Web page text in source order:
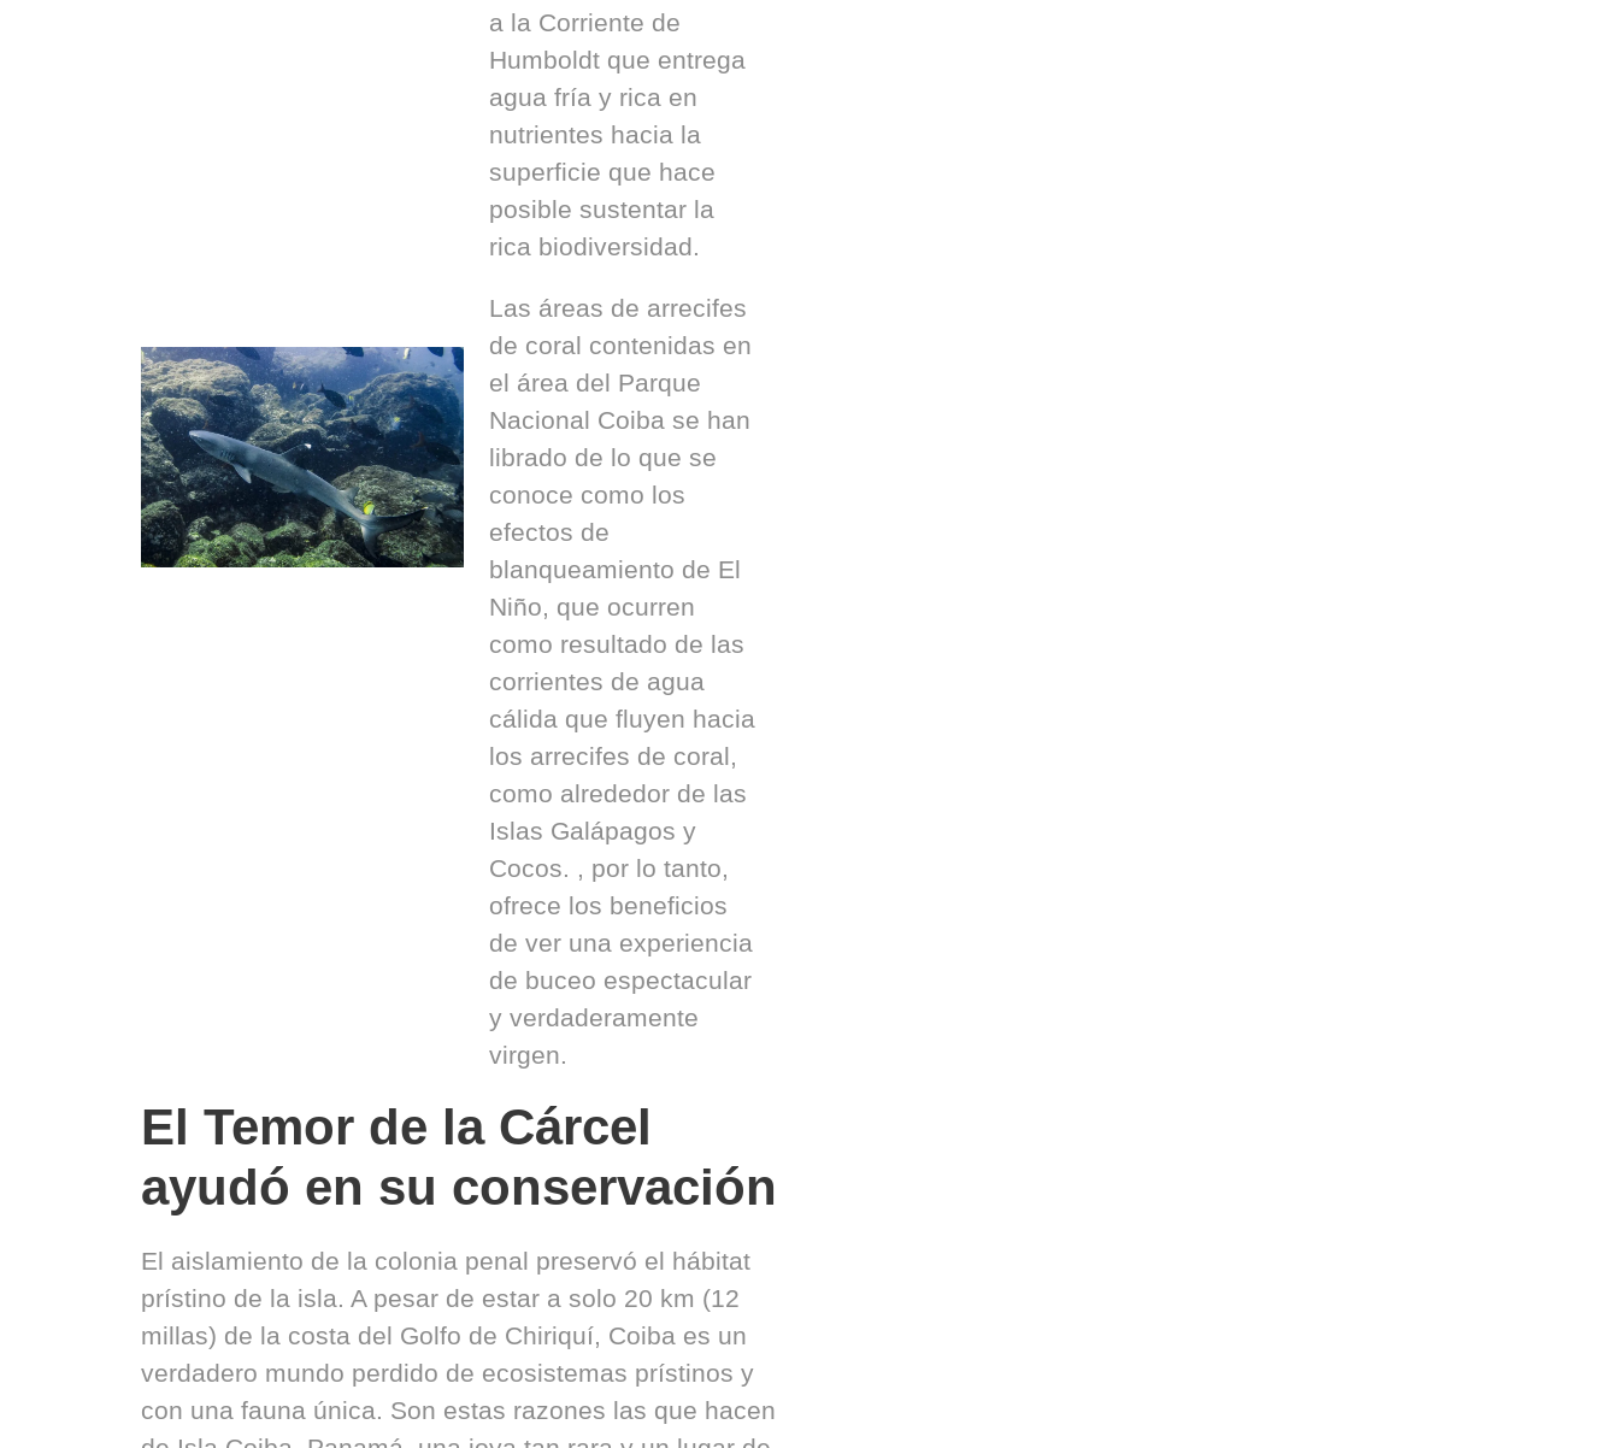
a la Corriente de
Humboldt que entrega
agua fría y rica en
nutrientes hacia la
superficie que hace
posible sustentar la
rica biodiversidad.
Las áreas de arrecifes
de coral contenidas en
el área del Parque
Nacional Coiba se han
librado de lo que se
conoce como los
efectos de
blanqueamiento de El
Niño, que ocurren
como resultado de las
corrientes de agua
cálida que fluyen hacia
los arrecifes de coral,
como alrededor de las
Islas Galápagos y
Cocos. , por lo tanto,
ofrece los beneficios
de ver una experiencia
de buceo espectacular
y verdaderamente
virgen.
El Temor de la Cárcel
ayudó en su conservación
El aislamiento de la colonia penal preservó el hábitat
prístino de la isla. A pesar de estar a solo 20 km (12
millas) de la costa del Golfo de Chiriquí, Coiba es un
verdadero mundo perdido de ecosistemas prístinos y
con una fauna única. Son estas razones las que hacen